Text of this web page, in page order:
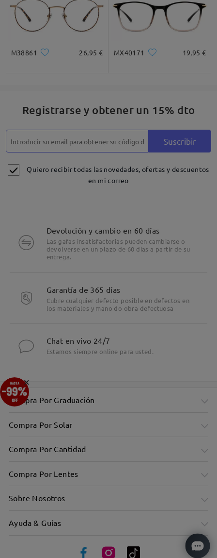
M38861 26,95 € MX40171 19,95 €
Registrarse y obtener un 15% dto
Suscribir
Quiero recibir todas las novedades, ofertas y descuentos
en mi correo
Devolución y cambio en 60 días
Las gafas insatisfactorias pueden cambiarse o
devolverse en un plazo de 60 días a partir de su
entrega.
Garantía de 365 días
Cubre cualquier defecto posible en defectos en
los materiales y mano do obra defectuosa
Chat en vivo 24/7
Estamos siempre online para usted.
Compra Por Graduación
Compra Por Solar
Compra Por Cantidad
Compra Por Lentes
Sobre Nosotros
Ayuda & Guías
×